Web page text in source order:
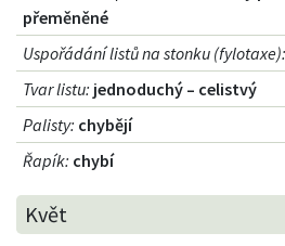
přeměněné
Uspořádání listů na stonku (fylotaxe):
Tvar listu: jednoduchý – celistvý
Palisty: chybějí
Řapík: chybí
Květ